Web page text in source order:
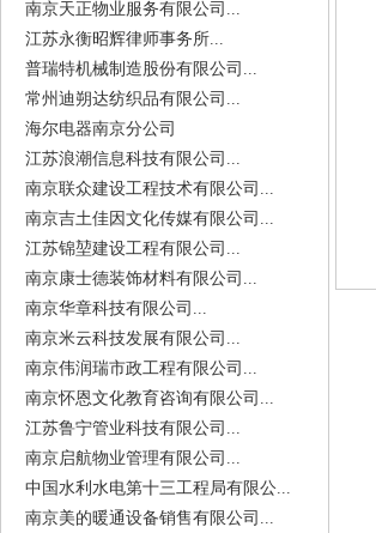
南京天正物业服务有限公司...
江苏永衡昭辉律师事务所...
普瑞特机械制造股份有限公司...
常州迪朔达纺织品有限公司...
海尔电器南京分公司
江苏浪潮信息科技有限公司...
南京联众建设工程技术有限公司...
南京吉土佳因文化传媒有限公司...
江苏锦堃建设工程有限公司...
南京康士德装饰材料有限公司...
南京华章科技有限公司...
南京米云科技发展有限公司...
南京伟润瑞市政工程有限公司...
南京怀恩文化教育咨询有限公司...
江苏鲁宁管业科技有限公司...
南京启航物业管理有限公司...
中国水利水电第十三工程局有限公...
南京美的暖通设备销售有限公司...